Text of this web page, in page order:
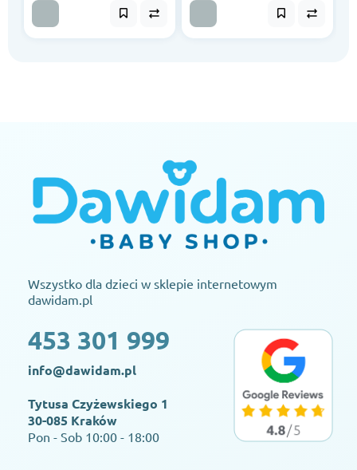
Wszystko dla dzieci w sklepie internetowym
dawidam.pl
453 301 999
info@dawidam.pl
Tytusa Czyżewskiego 1
30-085 Kraków
Pon - Sob 10:00 - 18:00